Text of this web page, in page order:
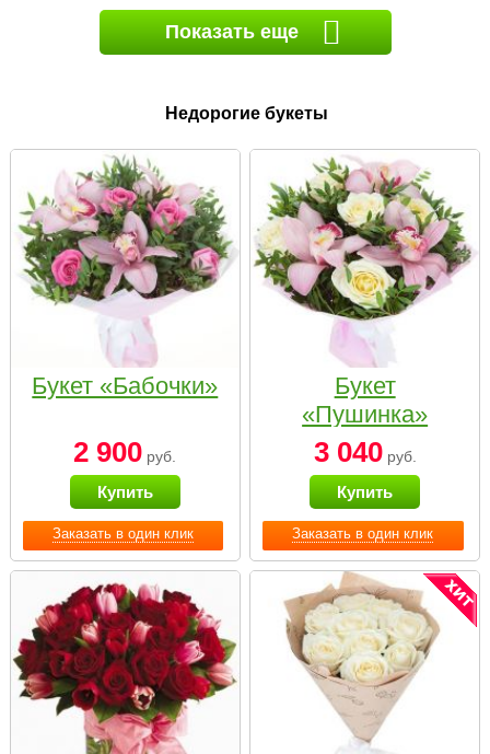
Показать еще
Недорогие букеты
Заказать в один клик
Букет «Бабочки»
2 900 руб.
Купить
Заказать в один клик
Букет
«Пушинка»
3 040руб.
Купить